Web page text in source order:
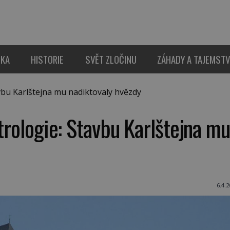
HISTORIE SVĚT ZLOČINU ZÁHADY A
Karlštejna mu nadiktovaly hvězdy
Stavbu Karlštejna mu